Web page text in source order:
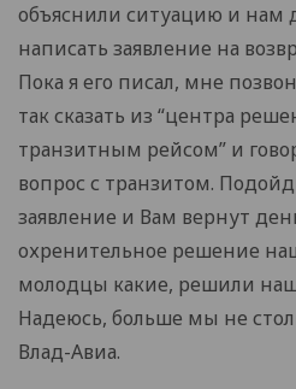
объяснили ситуацию и нам
написать заявление на
Пока я его писал, мне
так сказать из “центра
транзитным рейсом” и
вопрос с транзитом.
заявление и Вам вернут
охренительное решение
молодцы какие, решили
Надеюсь, больше мы не
Влад-Авиа.